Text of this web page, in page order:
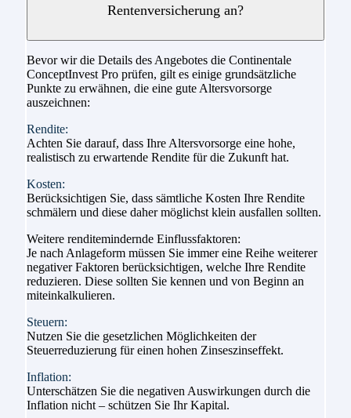
Rentenversicherung an?
Bevor wir die Details des Angebotes die Continentale
ConceptInvest Pro prüfen, gilt es einige grundsätzliche
Punkte zu erwähnen, die eine gute Altersvorsorge
auszeichnen:
Rendite:
Achten Sie darauf, dass Ihre Altersvorsorge eine hohe,
realistisch zu erwartende Rendite für die Zukunft hat.
Kosten:
Berücksichtigen Sie, dass sämtliche Kosten Ihre Rendite
schmälern und diese daher möglichst klein ausfallen sollten.
Weitere renditemindernde Einflussfaktoren:
Je nach Anlageform müssen Sie immer eine Reihe weiterer
negativer Faktoren berücksichtigen, welche Ihre Rendite
reduzieren. Diese sollten Sie kennen und von Beginn an
miteinkalkulieren.
Steuern:
Nutzen Sie die gesetzlichen Möglichkeiten der
Steuerreduzierung für einen hohen Zinseszinseffekt.
Inflation:
Unterschätzen Sie die negativen Auswirkungen durch die
Inflation nicht – schützen Sie Ihr Kapital.